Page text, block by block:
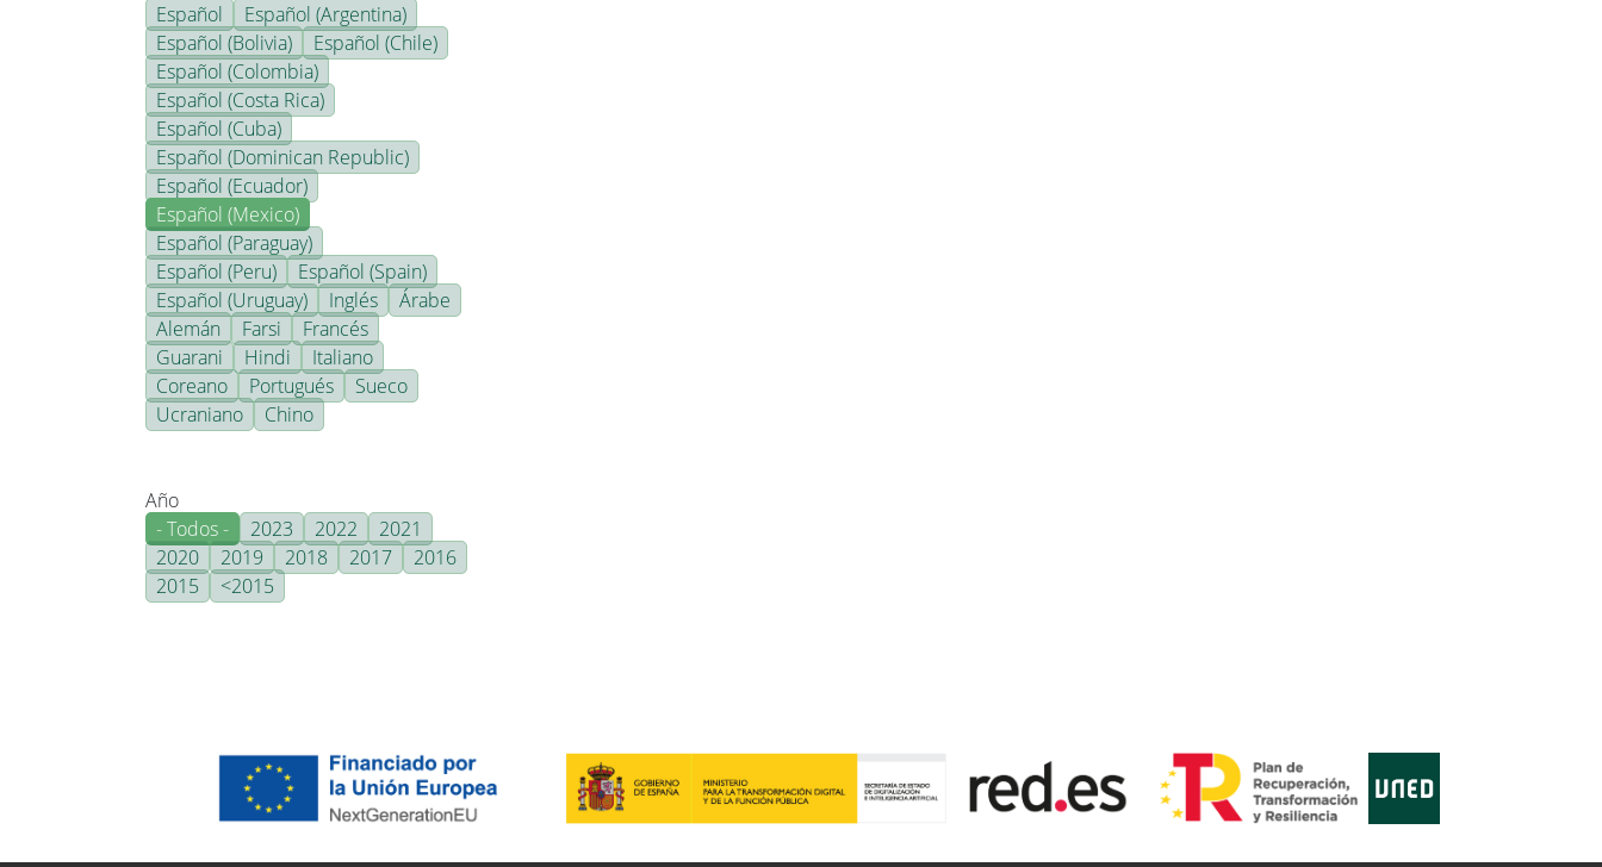
Español
Español (Argentina)
Español (Bolivia)
Español (Chile)
Español (Colombia)
Español (Costa Rica)
Español (Cuba)
Español (Dominican Republic)
Español (Ecuador)
Español (Mexico)
Español (Paraguay)
Español (Peru)
Español (Spain)
Español (Uruguay)
Inglés
Árabe
Alemán
Farsi
Francés
Guarani
Hindi
Italiano
Coreano
Portugués
Sueco
Ucraniano
Chino
Año
- Todos -
2023 2022
2021
2020
2019 2018 2017
2016
2015
<2015